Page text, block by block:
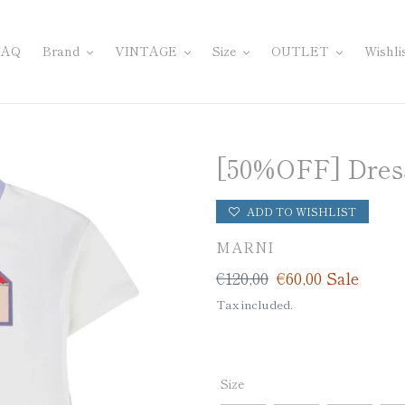
Brand VINTAGE Size OUTLET
[50%OFF]
ADD TO WISHLIST
VENDOR
MARNI
Regular
price
€120,00 Sale
price
€60,00 Sale
Tax included.
Size